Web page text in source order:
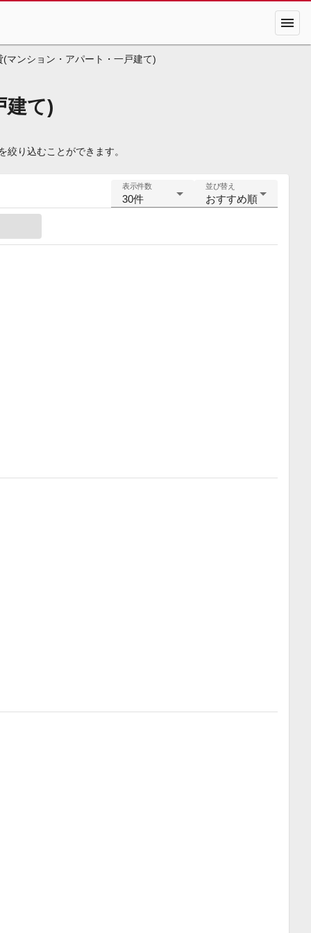
menu
(マンション・アパート・一戸建て)
建て)
り込むことができます。
表示件数
30件
並び替え
おすすめ順